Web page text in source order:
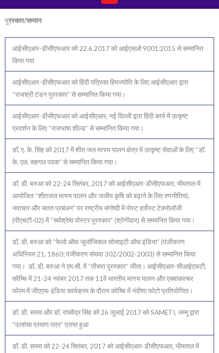
पुरस्कार/सम्मान
आईसीएआर-डीसीएफआर को 22.6.2017 को आईएसओ 9001:2015 से सम्मानित
किया गया
आईसीएआर-डीसीएफआर को हिंदी पत्रिका हिमज्योति के लिए आईसीएआर द्वारा
“राजश्री टंडन पुरस्कार” से सम्मानित किया गया।
आईसीएआर-डीसीएफआर को आईसीएआर, नई दिल्ली द्वारा हिंदी कार्य में उत्कृष्ट
प्रदर्शन के लिए “राजभाषा शील्ड” से सम्मानित किया गया।
डॉ. ए. के. सिंह को 2017 में शीत जल मत्स्य पालन क्षेत्र में उत्कृष्ट सेवाओं के लिए “डॉ.
के. एल. सहगल पदक” से सम्मानित किया गया।
डॉ. डी. बरुआ को 22-24 सितंबर, 2017 को आईसीएआर-डीसीएफआर, भीमताल में
आयोजित “शीतजल मत्स्य पालन और जलीय कृषि को बढ़ाने के लिए रणनीतियां,
नवाचार और सतत प्रबंधन” पर राष्ट्रीय संगोष्ठी में पोस्ट हार्वेस्ट टेक्नोलॉजी
(पीएचटी-02) में “सर्वश्रेष्ठ पोस्टर पुरस्कार” (श्रेणीवार) से सम्मानित किया गया।
डॉ. डी. बरुआ को “फेलो ऑफ जूलॉजिकल सोसाइटी ऑफ इंडिया” (पंजीकरण
अधिनियम 21, 1860; पंजीकरण संख्या 302/2002-2003) से सम्मानित किया
गया। डॉ. डी. बरुआ ने एम.सी. में “तीसरा पुरस्कार” जीता। आईसीएआर-सीआईएफटी,
कोच्चि में 21-24 नवंबर 2017 तक 11वें भारतीय मत्स्य पालन और एक्वाकल्चर
फोरम में जीएएफ-इंडिया कार्यक्रम के दौरान कोच्चि में नंदीशा फोटो प्रतियोगिता।
डॉ. डी. सरमा और डॉ. राघवेंद्र सिंह को 26 जुलाई 2017 को SAMETI, जम्मू द्वारा
“प्रशंसा प्रमाण पत्र” प्राप्त हुआ
डॉ. डी. सरमा को 22-24 सितंबर, 2017 को आईसीएआर-डीसीएफआर, भीमताल में